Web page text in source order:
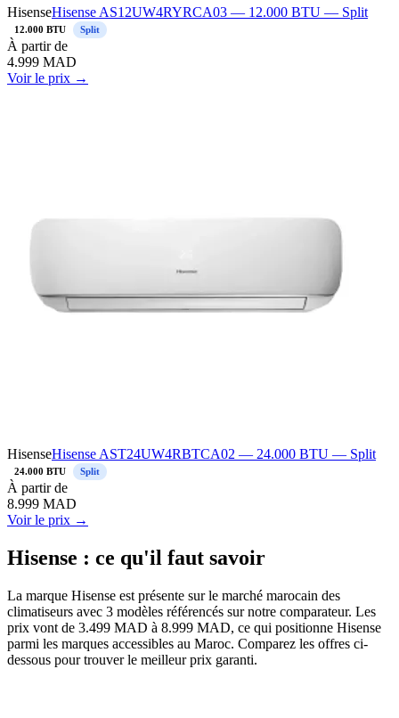
HisenseHisense AS12UW4RYRCA03 — 12.000 BTU — Split
12.000 BTU Split
À partir de
4.999 MAD
Voir le prix →
HisenseHisense AST24UW4RBTCA02 — 24.000 BTU — Split
24.000 BTU Split
À partir de
8.999 MAD
Voir le prix →
Hisense : ce qu'il faut savoir
La marque Hisense est présente sur le marché marocain des
climatiseurs avec 3 modèles référencés sur notre comparateur. Les
prix vont de 3.499 MAD à 8.999 MAD, ce qui positionne Hisense
parmi les marques accessibles au Maroc. Comparez les offres ci-
dessous pour trouver le meilleur prix garanti.